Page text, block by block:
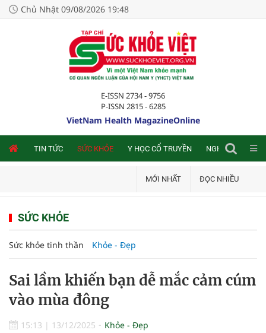
Chủ Nhật 09/08/2026 19:48
E-ISSN 2734 - 9756
P-ISSN 2815 - 6285
VietNam Health MagazineOnline
TIN TỨC SỨC KHỎE Y HỌC CỔ TRUYỀN NGHIÊN CỨU
MỚI NHẤT ĐỌC NHIỀU
SỨC KHỎE
Sức khỏe tinh thần Khỏe - Đẹp
Sai lầm khiến bạn dễ mắc cảm cúm
vào mùa đông
15:13 | 13/12/2025 Khỏe - Đẹp